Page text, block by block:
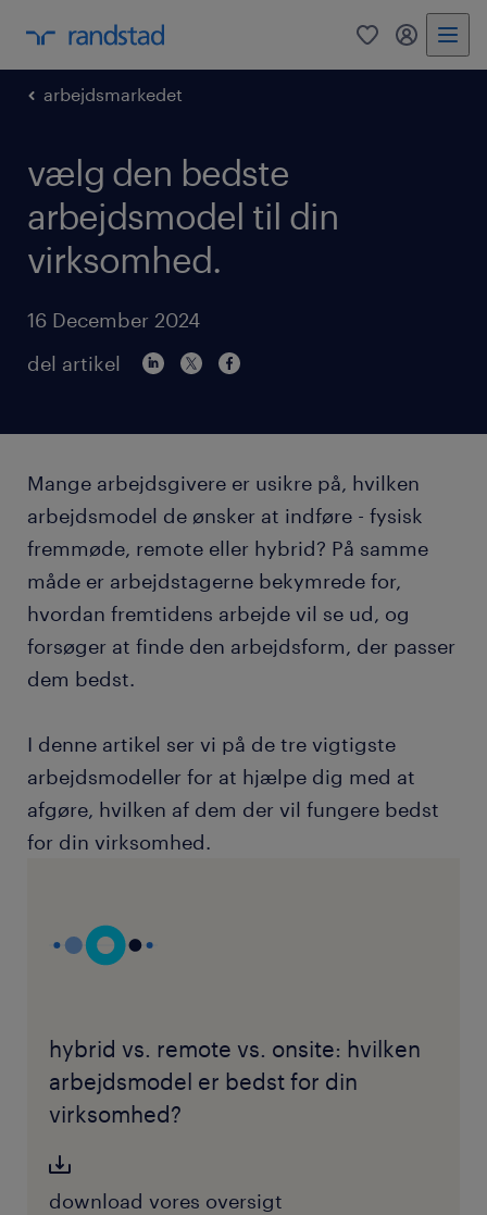
0
arbejdsmarkedet
vælg den bedste
arbejdsmodel til din
virksomhed.
16 December 2024
del artikel
Mange arbejdsgivere er usikre på, hvilken
arbejdsmodel de ønsker at indføre - fysisk
fremmøde, remote eller hybrid? På samme
måde er arbejdstagerne bekymrede for,
hvordan fremtidens arbejde vil se ud, og
forsøger at finde den arbejdsform, der passer
dem bedst.
I denne artikel ser vi på de tre vigtigste
arbejdsmodeller for at hjælpe dig med at
afgøre, hvilken af dem der vil fungere bedst
for din virksomhed.
hybrid vs. remote vs. onsite: hvilken
arbejdsmodel er bedst for din
virksomhed?
download vores oversigt